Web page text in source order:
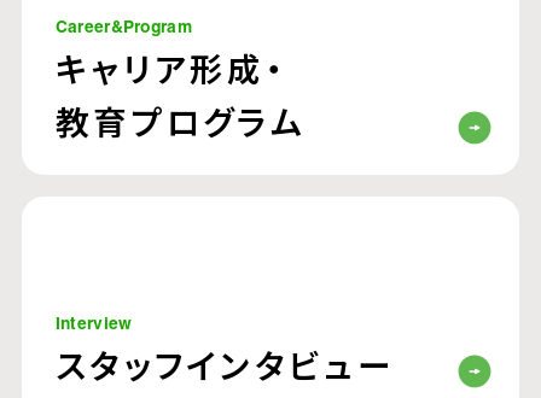
Career&Program
キャリア形成・
教育プログラム
Interview
スタッフインタビュー